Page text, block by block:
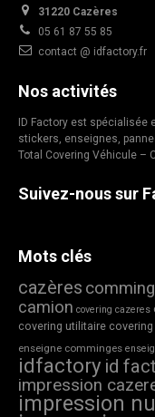
31220 Cazères
05 61 87 55 85
contact @ idfactory.fr
Nos activités
ID Factory est
stickers, enseignes,
Total Covering Véhicule –
Suivez-nous sur
Mots clés
cazères
camion covering cazeres
covering utilitaire
enseigne comminges
idfactory id
impression
impression